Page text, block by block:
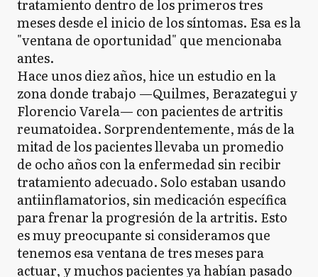
tratamiento dentro de los primeros tres
meses desde el inicio de los síntomas. Esa es la
"ventana de oportunidad" que mencionaba
antes.
Hace unos diez años, hice un estudio en la
zona donde trabajo —Quilmes, Berazategui y
Florencio Varela— con pacientes de artritis
reumatoidea. Sorprendentemente, más de la
mitad de los pacientes llevaba un promedio
de ocho años con la enfermedad sin recibir
tratamiento adecuado. Solo estaban usando
antiinflamatorios, sin medicación específica
para frenar la progresión de la artritis. Esto
es muy preocupante si consideramos que
tenemos esa ventana de tres meses para
actuar, y muchos pacientes ya habían pasado